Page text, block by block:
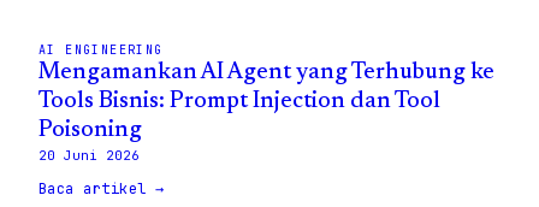
AI ENGINEERING
Mengamankan AI Agent yang Terhubung ke
Tools Bisnis: Prompt Injection dan Tool
Poisoning
20 Juni 2026
Baca artikel →